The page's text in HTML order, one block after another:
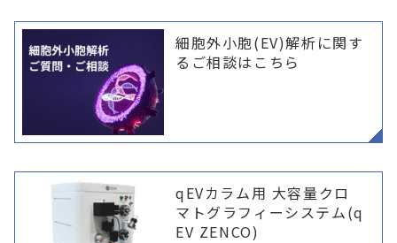
細胞外小胞(EV)解析に関す
るご相談はこちら
qEVカラム用 大容量クロ
マトグラフィーシステム(q
EV ZENCO)